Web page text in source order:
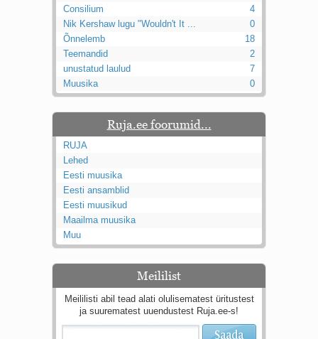
Consilium
4
Nik Kershaw lugu "Wouldn't It ...
0
Õnnelemb
18
Teemandid
2
unustatud laulud
7
Muusika
0
Ruja.ee foorumid...
RUJA
Lehed
Eesti muusika
Eesti ansamblid
Eesti muusikud
Maailma muusika
Muu
Meililist
Meililisti abil tead alati olulisematest üritustest
ja suurematest uuendustest Ruja.ee-s!